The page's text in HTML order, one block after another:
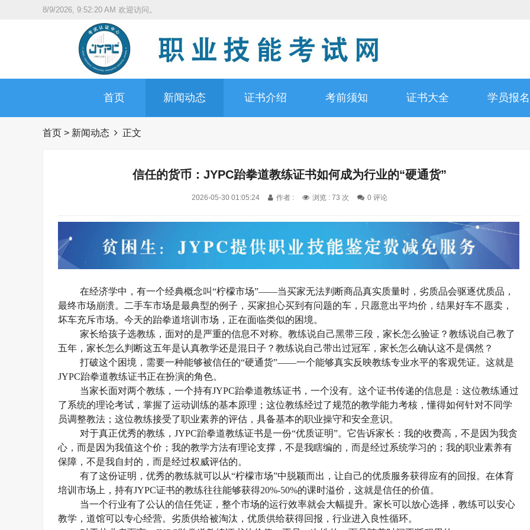
8/9/2026, 9:52:21 AM 欢迎访问。
首页 新闻动态 证书介绍 考前须知 证书大全 学员报名
首页 > 新闻动态 正文
信任的货币：JYPC跆拳道教练证书如何成为行业的“硬通货”
2026-05-30 01:05:24 作者 : 浏览 : 73 次 0 评论
在经济学中，有一个经典概念叫“柠檬市场”——当买家无法判断商品真实质量时，劣质品会驱逐优质品，
最终市场崩溃。二手车市场是最典型的例子，买家担心买到有问题的车，只愿意出平均价，结果好车不愿卖，
坏车充斥市场。今天的跆拳道培训市场，正在面临类似的困境。
家长给孩子选教练，面对的是严重的信息不对称。教练说自己黑带三段，家长怎么验证？教练说自己教了
五年，家长怎么判断这五年是认真教学还是混日子？教练说自己带出过冠军，家长怎么确认这不是偶然？
打破这个困境，需要一种能够被信任的“硬通货”——一个能够真实反映教练专业水平的客观凭证。这就是
JYPC跆拳道教练证书正在扮演的角色。
当家长面对两个教练，一个持有JYPC跆拳道教练证书，一个没有。这个证书传递的信息是：这位教练通过
了系统的理论考试，掌握了运动训练的基本原理；这位教练经过了规范的教学能力考核，懂得如何针对不同学
员调整教法；这位教练接受了职业素养的评估，具备基本的职业操守和安全意识。
对于真正优秀的教练，JYPC跆拳道教练证书是一份“优质证明”。它告诉家长：我的收费高，不是因为我贪
心，而是因为我值这个价；我的教学方法有理论支撑，不是我瞎编的，而是经过系统学习的；我的职业素养有
保障，不是我自封的，而是经过权威评估的。
有了这份证明，优秀的教练就可以从“柠檬市场”中脱颖而出，让自己的优质服务获得应有的回报。在体育
培训市场上，持有JYPC证书的教练往往能够获得20%-50%的课时溢价，这就是信任的价值。
当一个行业有了公认的信任凭证，整个市场的运行效率就会大幅提升。家长可以放心选择，教练可以安心
教学，道馆可以专心经营。劣质供给被淘汰，优质供给获得回报，行业进入良性循环。